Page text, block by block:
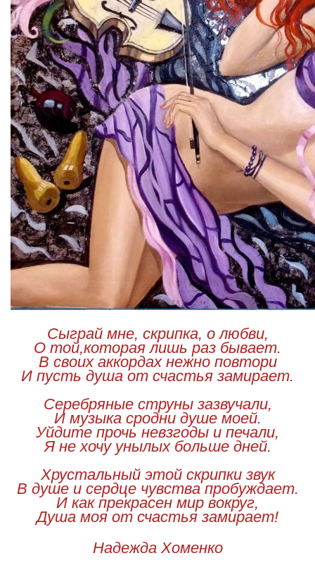
Сыграй мне, скрипка, о любви,
О той,которая лишь раз бывает.
В своих аккордах нежно повтори
И пусть душа от счастья замирает.
Серебряные струны зазвучали,
И музыка сродни душе моей.
Уйдите прочь невзгоды и печали,
Я не хочу унылых больше дней.
Хрустальный этой скрипки звук
В душе и сердце чувства пробуждает.
И как прекрасен мир вокруг,
Душа моя от счастья замирает!
Надежда Хоменко